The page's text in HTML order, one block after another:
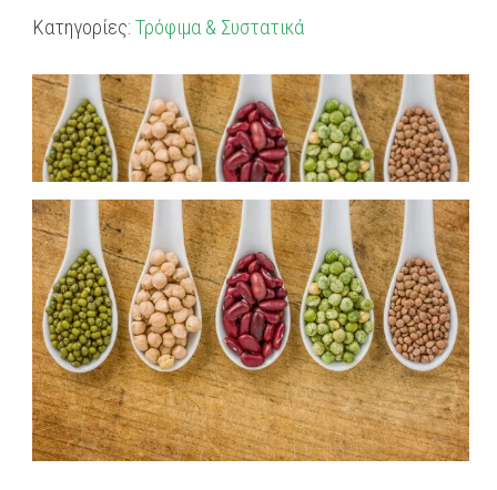
Κατηγορίες:Τρόφιμα & Συστατικά